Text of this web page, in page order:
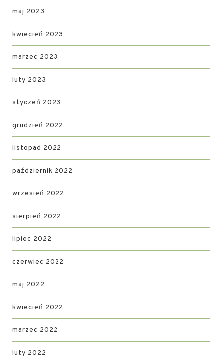
maj 2023
kwiecień 2023
marzec 2023
luty 2023
styczeń 2023
grudzień 2022
listopad 2022
październik 2022
wrzesień 2022
sierpień 2022
lipiec 2022
czerwiec 2022
maj 2022
kwiecień 2022
marzec 2022
luty 2022